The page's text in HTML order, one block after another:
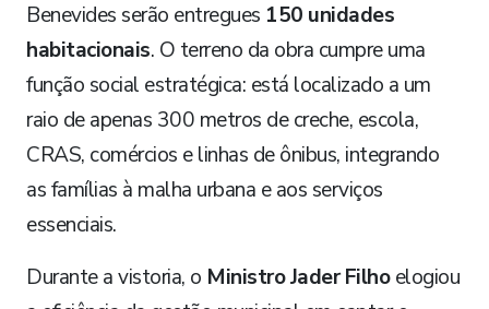
Benevides serão entregues 150 unidades
habitacionais. O terreno da obra cumpre uma
função social estratégica: está localizado a um
raio de apenas 300 metros de creche, escola,
CRAS, comércios e linhas de ônibus, integrando
as famílias à malha urbana e aos serviços
essenciais.
Durante a vistoria, o Ministro Jader Filhoelogiou